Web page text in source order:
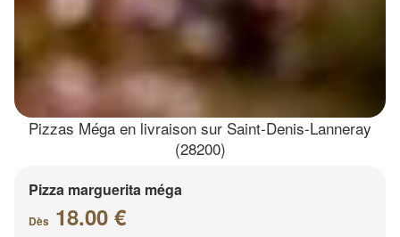
Pizzas Méga en livraison sur Saint-Denis-Lanneray
(28200)
Pizza marguerita méga
Dès 18.00 €